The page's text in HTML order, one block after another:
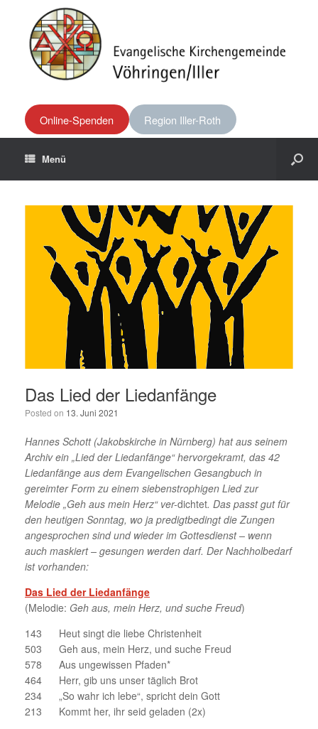
Online-Spenden Region Iller-Roth
Menü
Das Lied der Liedanfänge
Posted on 13. Juni 2021
Hannes Schott (Jakobskirche in Nürnberg) hat aus seinem
Archiv ein „Lied der Liedanfänge“ hervorgekramt, das 42
Liedanfänge aus dem Evangelischen Gesangbuch in
gereimter Form zu einem siebenstrophigen Lied zur
Melodie „Geh aus mein Herz“ ver-dichtet. Das passt gut für
den heutigen Sonntag, wo ja predigtbedingt die Zungen
angesprochen sind und wieder im Gottesdienst – wenn
auch maskiert – gesungen werden darf. Der Nachholbedarf
ist vorhanden:
Das Lied der Liedanfänge
(Melodie: Geh aus, mein Herz, und suche Freud)
143 Heut singt die liebe Christenheit
503 Geh aus, mein Herz, und suche Freud
578 Aus ungewissen Pfaden*
464 Herr, gib uns unser täglich Brot
234 „So wahr ich lebe“, spricht dein Gott
213 Kommt her, ihr seid geladen (2x)